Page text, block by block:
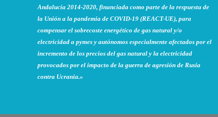
Andalucía 2014-2020, financiada como parte de la respuesta de
la Unión a la pandemia de COVID-19 (REACT-UE), para
compensar el sobrecoste energético de gas natural y/o
electricidad a pymes y autónomos especialmente afectados por el
incremento de los precios del gas natural y la electricidad
provocados por el impacto de la guerra de agresión de Rusia
contra Ucrania.»